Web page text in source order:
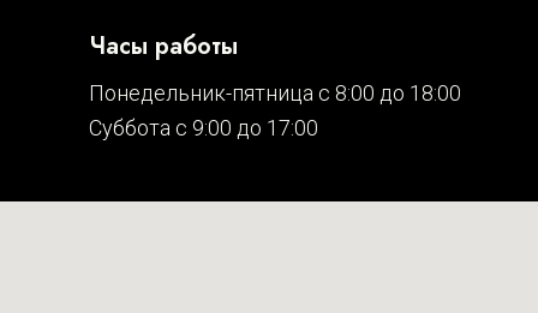
Часы работы
Понедельник-пятница с 8:00 до 18:00
Суббота с 9:00 до 17:00